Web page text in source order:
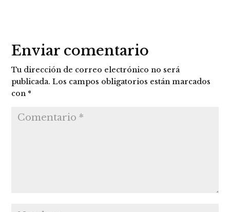
Enviar comentario
Tu dirección de correo electrónico no será
publicada. Los campos obligatorios están marcados
con *